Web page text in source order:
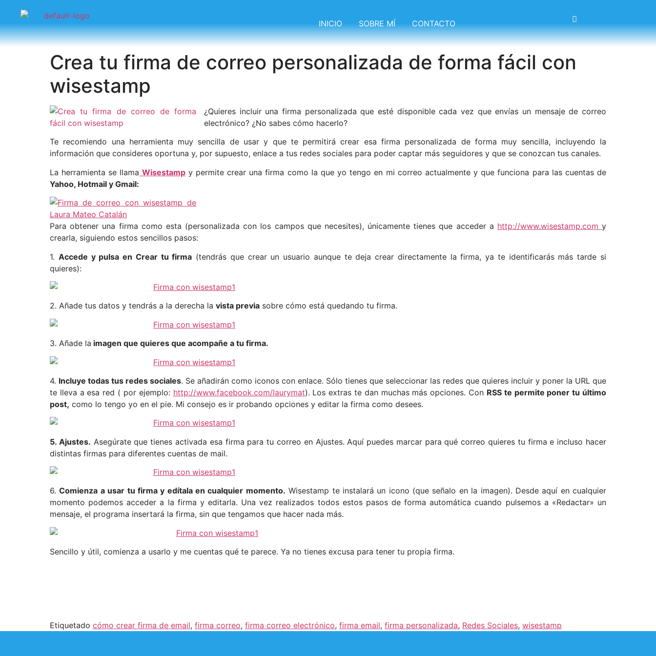
INICIO SOBRE MÍ CONTACTO
Crea tu firma de correo personalizada de forma fácil con
wisestamp
¿Quieres incluir una firma personalizada que esté disponible cada vez que envías un mensaje de correo
electrónico? ¿No sabes cómo hacerlo?
Te recomiendo una herramienta muy sencilla de usar y que te permitirá crear esa firma personalizada de forma muy sencilla, incluyendo la
información que consideres oportuna y, por supuesto, enlace a tus redes sociales para poder captar más seguidores y que se conozcan tus canales.
La herramienta se llama Wisestampy permite crear una firma como la que yo tengo en mi correo actualmente y que funciona para las cuentas de
Yahoo, Hotmail y Gmail:
Para obtener una firma como esta (personalizada con los campos que necesites), únicamente tienes que acceder a http://www.wisestamp.comy
crearla, siguiendo estos sencillos pasos:
1. Accede y pulsa en Crear tu firma (tendrás que crear un usuario aunque te deja crear directamente la firma, ya te identificarás más tarde si
quieres):
2. Añade tus datos y tendrás a la derecha la vista previa sobre cómo está quedando tu firma.
3. Añade la imagen que quieres que acompañe a tu firma.
4. Incluye todas tus redes sociales. Se añadirán como iconos con enlace. Sólo tienes que seleccionar las redes que quieres incluir y poner la URL que
te lleva a esa red ( por ejemplo: http://www.facebook.com/laurymat). Los extras te dan muchas más opciones. Con RSS te permite poner tu último
post, como lo tengo yo en el pie. Mi consejo es ir probando opciones y editar la firma como desees.
5. Ajustes. Asegúrate que tienes activada esa firma para tu correo en Ajustes. Aquí puedes marcar para qué correo quieres tu firma e incluso hacer
distintas firmas para diferentes cuentas de mail.
6.Comienza a usar tu firma y edítala en cualquier momento. Wisestamp te instalará un icono (que señalo en la imagen). Desde aquí en cualquier
momento podemos acceder a la firma y editarla. Una vez realizados todos estos pasos de forma automática cuando pulsemos a «Redactar» un
mensaje, el programa insertará la firma, sin que tengamos que hacer nada más.
Sencillo y útil, comienza a usarlo y me cuentas qué te parece. Ya no tienes excusa para tener tu propia firma.
Etiquetado cómo crear firma de email, firma correo, firma correo electrónico, firma email, firma personalizada, Redes Sociales, wisestamp